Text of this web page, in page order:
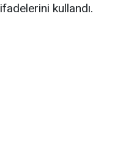
ifadelerini kullandı.